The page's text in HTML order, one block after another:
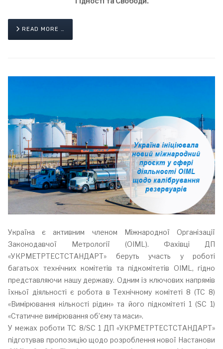
READ MORE …
Україна є активним членом Міжнародної Організації
Законодавчої Метрології (OIML). Фахівці ДП
«УКРМЕТРТЕСТСТАНДАРТ» беруть участь у роботі
багатьох технічних комітетів та підкомітетів OIML, гідно
представляючи нашу державу. Одним із ключових напрямів
їхньої діяльності є робота в Технічному комітеті 8 (TC 8)
«Вимірювання кількості рідин» та його підкомітеті 1 (SC 1)
«Статичне вимірювання об’єму та маси».
У межах роботи TC 8/SC 1 ДП «УКРМЕТРТЕСТСТАНДАРТ»
підготував пропозицію щодо розроблення нової Настанови